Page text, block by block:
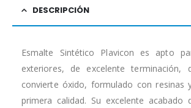
DESCRIPCIÓN
Esmalte Sintético Plavicon es apto
exteriores, de excelente terminación,
convierte óxido, formulado con resinas
primera calidad. Su excelente acabado